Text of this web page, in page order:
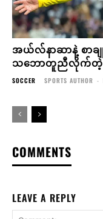
အယ်လ်နာဆာနဲ့ စာ
သဘောတူညီလိုက်တဲ့
SOCCER SPORTS AUTHOR -
COMMENTS
LEAVE A REPLY